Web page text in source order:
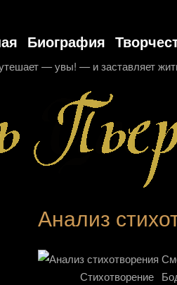
Биография
— увы! — и заставляет
Анализ
Стихотворение